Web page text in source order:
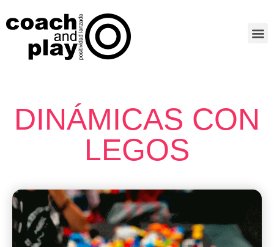
DINÁMICAS CON
LEGOS